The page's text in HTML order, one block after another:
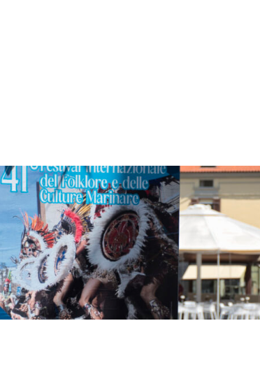
del Folklore - 41ª edizione